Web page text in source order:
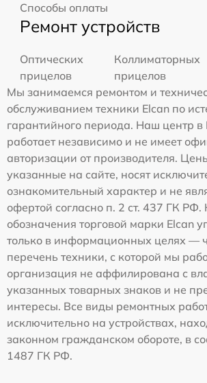
Способы оплаты
Ремонт устройств
Оптических
прицелов
Коллиматорных
прицелов
Мы занимаемся ремонтом и
обслуживанием техники Elcan по
гарантийного периода. Наш центр в
работает независимо и не имеет
авторизации от производителя.
указанные на сайте, носят
ознакомительный характер и не
офертой согласно п. 2 ст. 437 ГК РФ.
обозначения торговой марки Elcan
только в информационных целях —
перечень техники, с которой мы
организация не аффилирована с
указанных товарных знаков и не
интересы. Все виды ремонтных
исключительно на устройствах,
законном гражданском обороте, в
1487 ГК РФ.